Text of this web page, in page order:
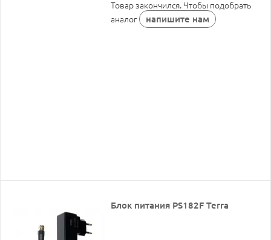
Товар закончился. Чтобы подобрать
аналог
напишите нам
Блок питания PS182F Terra